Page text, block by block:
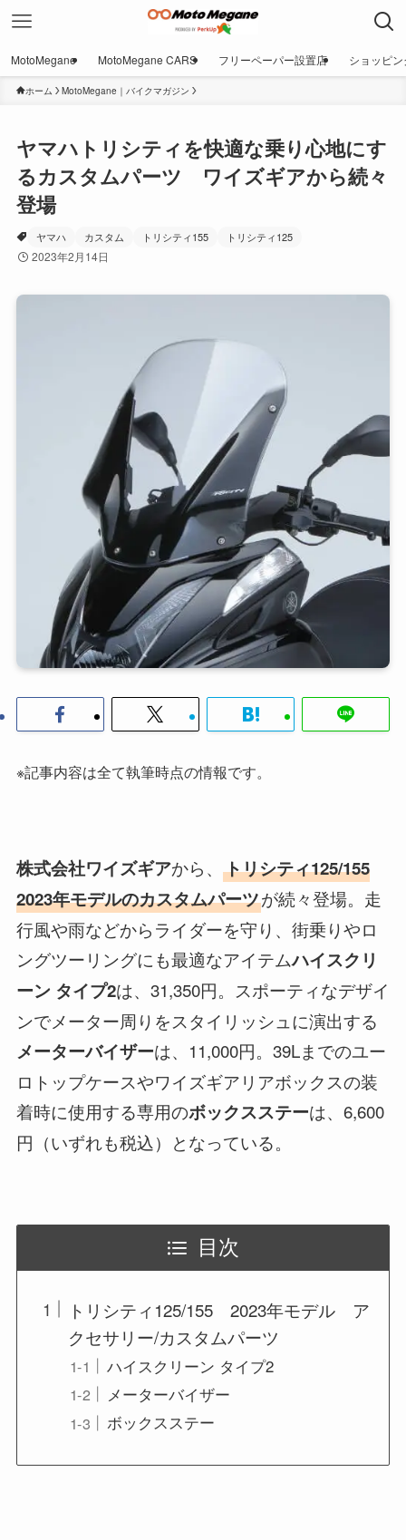
MotoMegane MotoMegane CARS フリーペーパー設置店 ショッピン
ホーム MotoMegane｜バイクマガジン
ヤマハトリシティを快適な乗り心地にす
るカスタムパーツ ワイズギアから続々
登場
ヤマハ カスタム トリシティ155 トリシティ125
2023年2月14日
※記事内容は全て執筆時点の情報です。
株式会社ワイズギアから、 トリシティ125/155
2023年モデルのカスタムパーツが続々登場。走
行風や雨などからライダーを守り、街乗りやロ
ングツーリングにも最適なアイテムハイスクリ
ーン タイプ2は、31,350円。スポーティなデザイ
ンでメーター周りをスタイリッシュに演出する
メーターバイザーは、11,000円。39Lまでのユー
ロトップケースやワイズギアリアボックスの装
着時に使用する専用のボックスステーは、6,600
円（いずれも税込）となっている。
目次
トリシティ125/155 2023年モデル ア
クセサリー/カスタムパーツ
ハイスクリーン タイプ2
メーターバイザー
ボックスステー